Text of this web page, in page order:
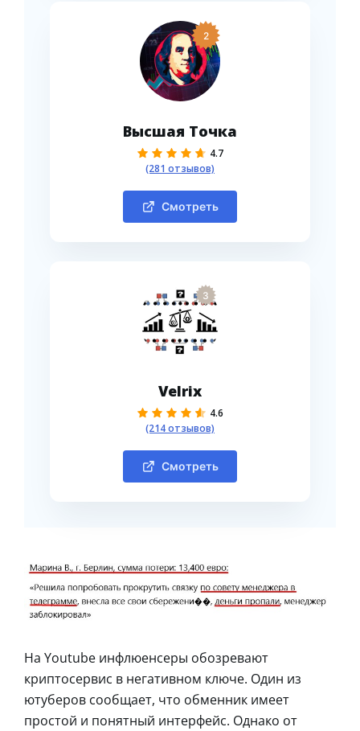
2
Высшая Точка
4.7
(281 отзывов)
Смотреть
3
Velrix
4.6
(214 отзывов)
Смотреть
На Youtube инфлюенсеры обозревают
криптосервис в негативном ключе. Один из
ютуберов сообщает, что обменник имеет
простой и понятный интерфейс. Однако от